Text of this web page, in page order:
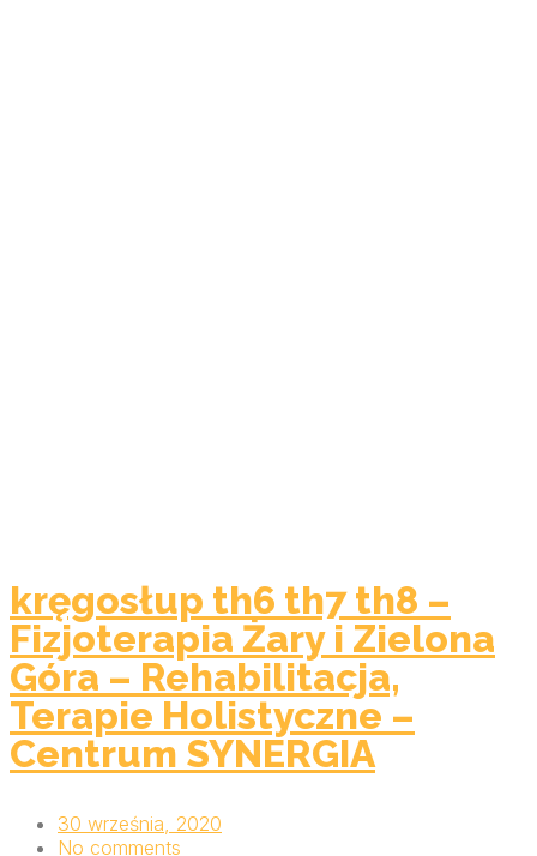
kręgosłup th6 th7 th8 –
Fizjoterapia Żary i Zielona
Góra – Rehabilitacja,
Terapie Holistyczne –
Centrum SYNERGIA
30 września, 2020
No comments